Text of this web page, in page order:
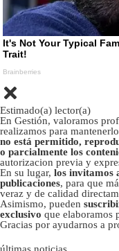
Estimado(a) lector(a)
En Gestión, valoramos
realizamos para
no está permitido,
o parcialmente los
autorizacion previa y
En su lugar, los invitamos
publicaciones, para que
veraz y de calidad
Asimismo, pueden
exclusivo que elaboramos
Gracias por ayudarnos a